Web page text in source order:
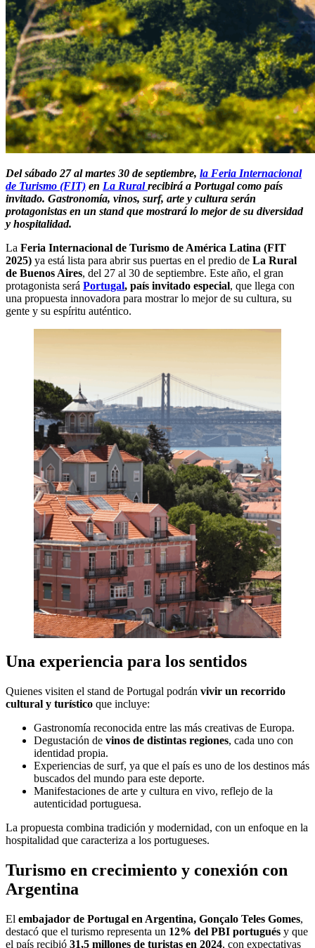
Del sábado 27 al martes 30 de septiembre, la Feria Internacional
de Turismo (FIT) en La Ruralrecibirá a Portugal como país
invitado. Gastronomía, vinos, surf, arte y cultura serán
protagonistas en un stand que mostrará lo mejor de su diversidad
y hospitalidad.
La Feria Internacional de Turismo de América Latina (FIT
2025) ya está lista para abrir sus puertas en el predio de La Rural
de Buenos Aires, del 27 al 30 de septiembre. Este año, el gran
protagonista será Portugal, país invitado especial, que llega con
una propuesta innovadora para mostrar lo mejor de su cultura, su
gente y su espíritu auténtico.
Una experiencia para los sentidos
Quienes visiten el stand de Portugal podrán vivir un recorrido
cultural y turístico que incluye:
Gastronomía reconocida entre las más creativas de Europa.
Degustación de vinos de distintas regiones, cada uno con
identidad propia.
Experiencias de surf, ya que el país es uno de los destinos más
buscados del mundo para este deporte.
Manifestaciones de arte y cultura en vivo, reflejo de la
autenticidad portuguesa.
La propuesta combina tradición y modernidad, con un enfoque en la
hospitalidad que caracteriza a los portugueses.
Turismo en crecimiento y conexión con
Argentina
El embajador de Portugal en Argentina, Gonçalo Teles Gomes,
destacó que el turismo representa un 12% del PBI portugués y que
el país recibió 31,5 millones de turistas en 2024, con expectativas